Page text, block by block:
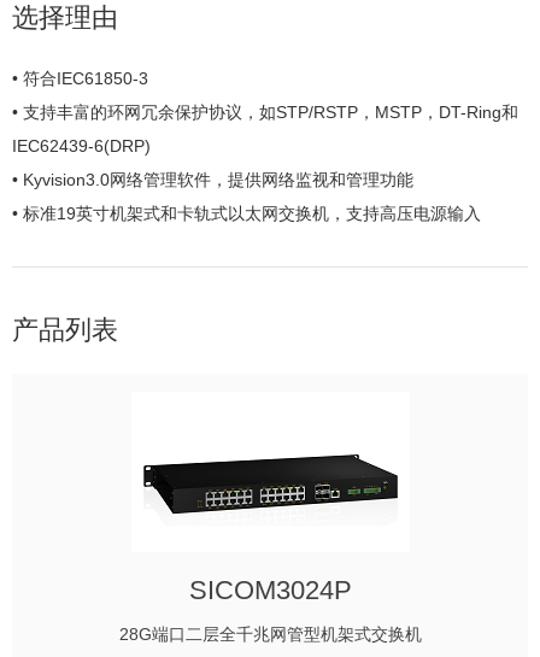
选择理由
• 符合IEC61850-3
• 支持丰富的环网冗余保护协议，如STP/RSTP，MSTP，DT-Ring和
IEC62439-6(DRP)
• Kyvision3.0网络管理软件，提供网络监视和管理功能
• 标准19英寸机架式和卡轨式以太网交换机，支持高压电源输入
产品列表
SICOM3024P
28G端口二层全千兆网管型机架式交换机